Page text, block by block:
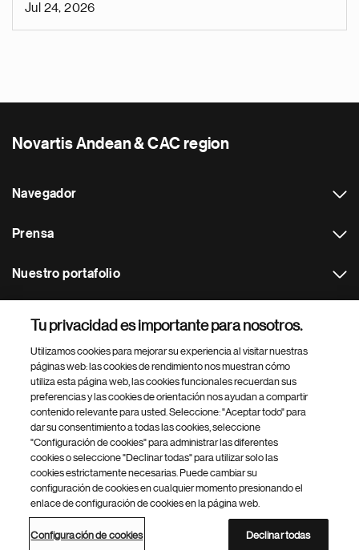
Jul 24, 2026
Novartis Andean & CAC region
Navegador
Prensa
Nuestro portafolio
Footer Site Search
inferior
del
© 2026 Novartis AG
Política de privacidad Términos de uso
Accesibilidad
Configuración de cookies
Mapa del sitio
Tu privacidad es importante para nosotros.
Utilizamos cookies para mejorar su experiencia al visitar nuestras
páginas web: las cookies de rendimiento nos muestran cómo
utiliza esta página web, las cookies funcionales recuerdan sus
preferencias y las cookies de orientación nos ayudan a compartir
contenido relevante para usted. Seleccione: "Aceptar todo" para
dar su consentimiento a todas las cookies, seleccione
"Configuración de cookies" para administrar las diferentes
cookies o seleccione "Declinar todas" para utilizar solo las
cookies estrictamente necesarias. Puede cambiar su
configuración de cookies en cualquier momento presionando el
enlace de configuración de cookies en la página web.
Configuración de cookies Declinar todas